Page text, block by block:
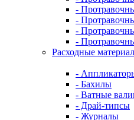
-
-
-
-
Расходные
-
- Бахилы
- Ватные
- Драй-типсы
- Журналы